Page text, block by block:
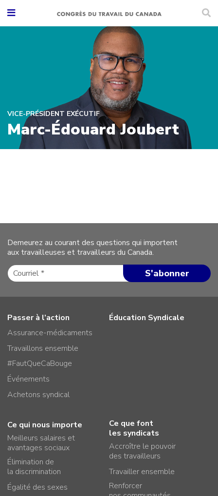
VICE-PRÉSIDENT EXÉCUTIF
Marc-Édouard Joubert
Demeurez au courant des questions qui importent
aux travailleuses et travailleurs du Canada.
Passer à l’action
Assurance-médicaments
Travaillons ensemble
#FautQueCaBouge
Événements
Achetons syndical
Éducation Syndicale
Ce qui nous importe
Meilleurs salaires et
avantages sociaux
Élimination de
la discrimination
Égalité des sexes
Ce que font
les syndicats
Accroître le pouvoir
des travailleurs
Travailler ensemble
Renforcer